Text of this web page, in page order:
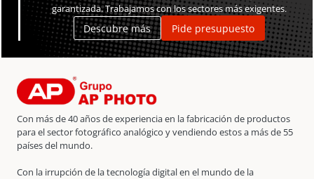
garantizada. Trabajamos con los sectores más exigentes.
Descubre más Pide presupuesto
Con más de 40 años de experiencia en la fabricación de productos
para el sector fotográfico analógico y vendiendo estos a más de 55
países del mundo.
Con la irrupción de la tecnología digital en el mundo de la